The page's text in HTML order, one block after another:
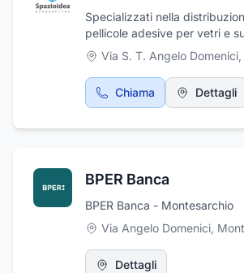
unico laboratorio e quindi
tempi.
Specializzati nella
pellicole adesive per vetri e
Antisolari, Oscuranti,
LCD, Wrapping, Intaglio,
Via S. T. Angelo
Chiama Dettagli
BPER Banca
BPER Banca - Montesarchio
Via Angelo Domenici,
Dettagli